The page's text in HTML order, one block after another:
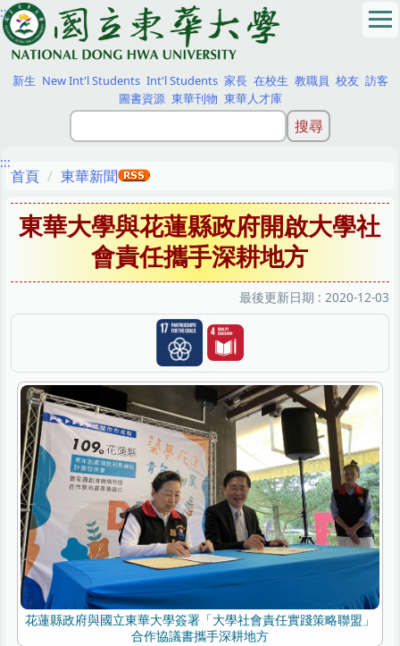
跳
到
主
要
內
:::
新生 New Int'l Students Int'l Students 家長 在校生 教職員 校友 訪客
圖書資源 東華刊物 東華人才庫
:::
首頁 東華新聞
東華大學與花蓮縣政府開啟大學社
會責任攜手深耕地方
最後更新日期 : 2020-12-03
花蓮縣政府與國立東華大學簽署「大學社會責任實踐策略聯盟」
合作協議書攜手深耕地方